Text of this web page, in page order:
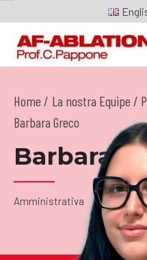
Home La nostra Equipe /
Barbara Greco
Barbara
Amministrativa